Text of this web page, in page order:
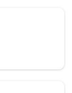
der eine oder
ihren
Gewissen
verzichtet.